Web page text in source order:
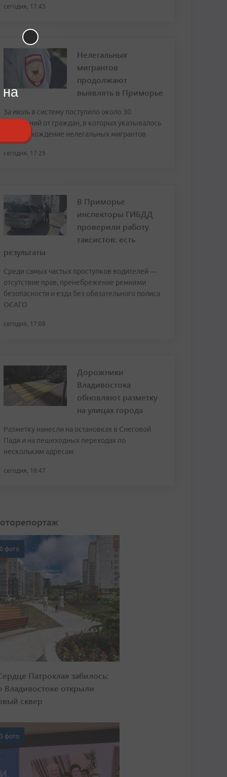
сегодня, 17:43
Нелегальных
мигрантов
продолжают
выявлять в Приморье
За июль в систему поступило около 30
сообщений от граждан, в которых указывалось
местонахождение нелегальных мигрантов
сегодня, 17:29
В Приморье
инспекторы ГИБДД
проверили работу
таксистов: есть
результаты
Среди самых частых проступков водителей —
отсутствие прав, пренебрежение ремнями
безопасности и езда без обязательного полиса
ОСАГО
сегодня, 17:08
Дорожники
Владивостока
обновляют разметку
на улицах города
Разметку нанесли на остановках в Снеговой
Пади и на пешеходных переходах по
нескольким адресам
сегодня, 16:47
фото
Патрокла» забилось:
Владивостоке открыли
сквер
фото